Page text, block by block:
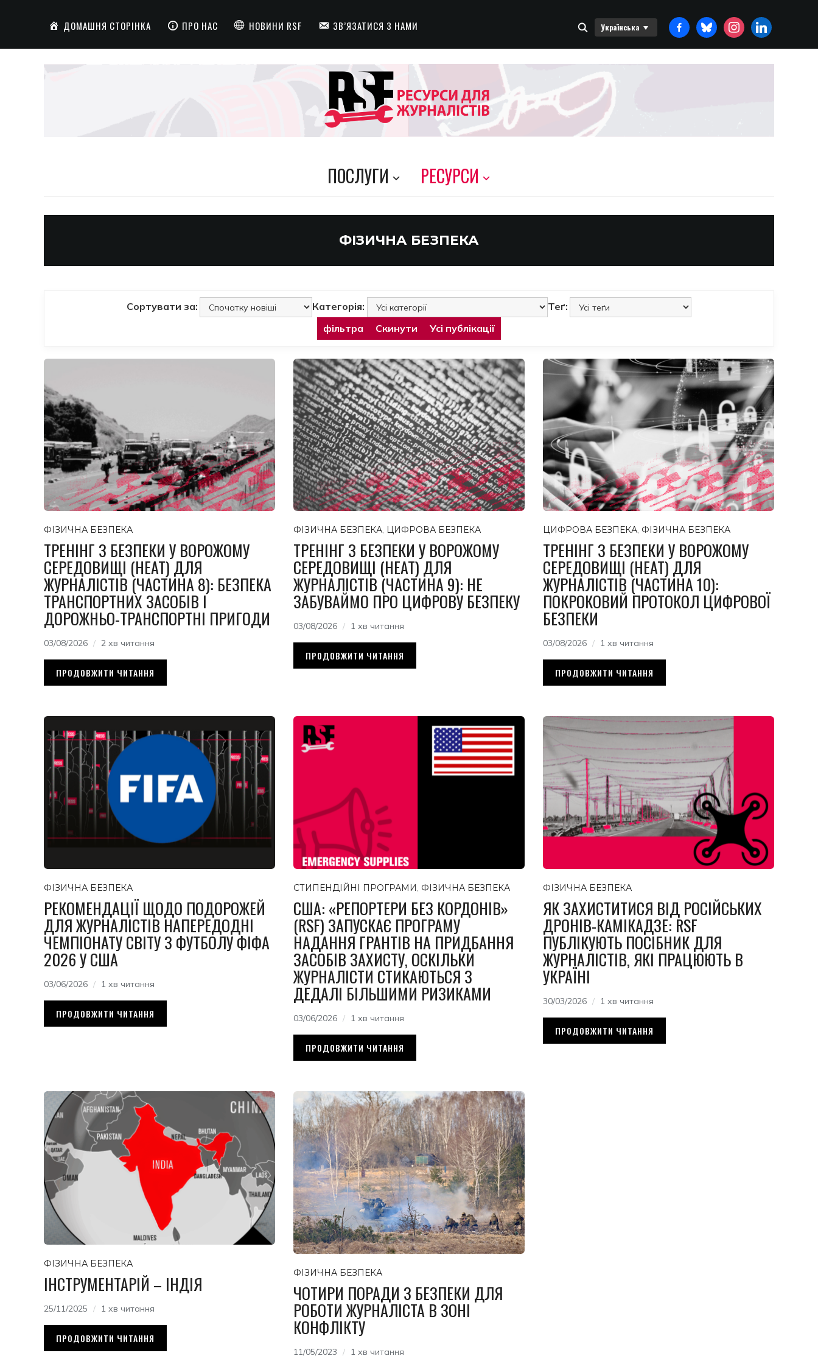
ДОМАШНЯ СТОРІНКА ПРО НАС НОВИНИ RSF ЗВ’ЯЗАТИСЯ З НАМИ Українська
FACEBOOK-
ALT
BLUESKYINSTAGRAMLINKEDIN
ПОСЛУГИ РЕСУРСИ
ФІЗИЧНА БЕЗПЕКА
Сортувати за: Категорія:
Теґ:
фільтра
Скинути Усі публікації
ФІЗИЧНА БЕЗПЕКА
ТРЕНІНГ З БЕЗПЕКИ У ВОРОЖОМУ
СЕРЕДОВИЩІ (HEAT) ДЛЯ
ЖУРНАЛІСТІВ (ЧАСТИНА 8): БЕЗПЕКА
ТРАНСПОРТНИХ ЗАСОБІВ І
ДОРОЖНЬО-ТРАНСПОРТНІ ПРИГОДИ
03/08/2026 2 хв читання
ПРОДОВЖИТИ ЧИТАННЯ
ФІЗИЧНА БЕЗПЕКА, ЦИФРОВА БЕЗПЕКА
ТРЕНІНГ З БЕЗПЕКИ У ВОРОЖОМУ
СЕРЕДОВИЩІ (HEAT) ДЛЯ
ЖУРНАЛІСТІВ (ЧАСТИНА 9): НЕ
ЗАБУВАЙМО ПРО ЦИФРОВУ БЕЗПЕКУ
03/08/2026 1 хв читання
ПРОДОВЖИТИ ЧИТАННЯ
ЦИФРОВА БЕЗПЕКА, ФІЗИЧНА БЕЗПЕКА
ТРЕНІНГ З БЕЗПЕКИ У ВОРОЖОМУ
СЕРЕДОВИЩІ (HEAT) ДЛЯ
ЖУРНАЛІСТІВ (ЧАСТИНА 10):
ПОКРОКОВИЙ ПРОТОКОЛ ЦИФРОВОЇ
БЕЗПЕКИ
03/08/2026 1 хв читання
ПРОДОВЖИТИ ЧИТАННЯ
ФІЗИЧНА БЕЗПЕКА
РЕКОМЕНДАЦІЇ ЩОДО ПОДОРОЖЕЙ
ДЛЯ ЖУРНАЛІСТІВ НАПЕРЕДОДНІ
ЧЕМПІОНАТУ СВІТУ З ФУТБОЛУ ФІФА
2026 У США
03/06/2026 1 хв читання
ПРОДОВЖИТИ ЧИТАННЯ
СТИПЕНДІЙНІ ПРОГРАМИ ФІЗИЧНА БЕЗПЕКА
США: «РЕПОРТЕРИ БЕЗ КОРДОНІВ»
(RSF) ЗАПУСКАЄ ПРОГРАМУ
НАДАННЯ ГРАНТІВ НА ПРИДБАННЯ
ЗАСОБІВ ЗАХИСТУ, ОСКІЛЬКИ
ЖУРНАЛІСТИ СТИКАЮТЬСЯ З
ДЕДАЛІ БІЛЬШИМИ РИЗИКАМИ
03/06/2026 1 хв читання
ПРОДОВЖИТИ ЧИТАННЯ
ФІЗИЧНА БЕЗПЕКА
ЯК ЗАХИСТИТИСЯ ВІД РОСІЙСЬКИХ
ДРОНІВ-КАМІКАДЗЕ: RSF
ПУБЛІКУЮТЬ ПОСІБНИК ДЛЯ
ЖУРНАЛІСТІВ, ЯКІ ПРАЦЮЮТЬ В
УКРАЇНІ
30/03/2026 1 хв читання
ПРОДОВЖИТИ ЧИТАННЯ
ФІЗИЧНА БЕЗПЕКА
ІНСТРУМЕНТАРІЙ – ІНДІЯ
25/11/2025 1 хв читання
ПРОДОВЖИТИ ЧИТАННЯ
ФІЗИЧНА БЕЗПЕКА
ЧОТИРИ ПОРАДИ З БЕЗПЕКИ ДЛЯ
РОБОТИ ЖУРНАЛІСТА В ЗОНІ
КОНФЛІКТУ
11/05/2023 1 хв читання